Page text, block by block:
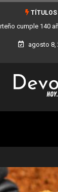
TÍTULOS
12 nuevos
la
agosto 8,